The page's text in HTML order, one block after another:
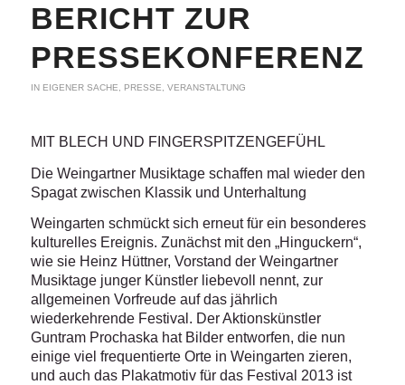
BERICHT ZUR
PRESSEKONFERENZ
IN EIGENER SACHE, PRESSE, VERANSTALTUNG
MIT BLECH UND FINGERSPITZENGEFÜHL
Die Weingartner Musiktage schaffen mal wieder den
Spagat zwischen Klassik und Unterhaltung
Weingarten schmückt sich erneut für ein besonderes
kulturelles Ereignis. Zunächst mit den „Hinguckern“,
wie sie Heinz Hüttner, Vorstand der Weingartner
Musiktage junger Künstler liebevoll nennt, zur
allgemeinen Vorfreude auf das jährlich
wiederkehrende Festival. Der Aktionskünstler
Guntram Prochaska hat Bilder entworfen, die nun
einige viel frequentierte Orte in Weingarten zieren,
und auch das Plakatmotiv für das Festival 2013 ist